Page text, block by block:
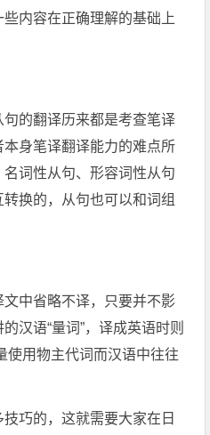
内容在正确理解的基础上
的翻译历来都是考查笔译
身笔译翻译能力的难点所
词性从句、形容词性从句
换的，从句也可以和词组
中省略不译，只要并不影
汉语“量词”，译成英语时则
使用物主代词而汉语中往往
巧的，这就需要大家在日